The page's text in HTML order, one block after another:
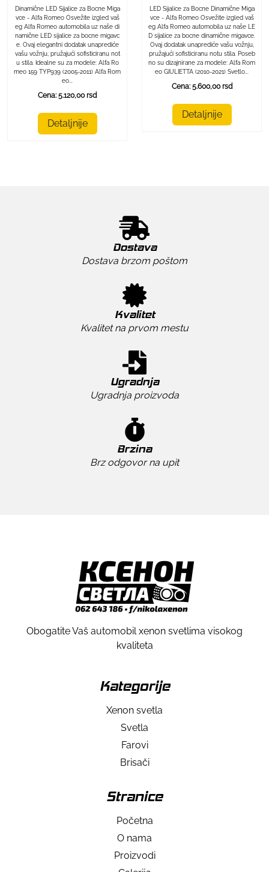
Dinamične LED Sijalice za Bocne Miga
vce - Alfa Romeo Osvežite izgled vaš
eg Alfa Romeo automobila uz naše di
namične LED sijalice za bocne migavc
e. Ovaj elegantni dodatak unaprediće
vašu vožnju, pružajući sofisticiranu not
u stila. Idealne su za modele: Alfa Ro
meo 159 TYP939 (2005-2011) Alfa Rom
eo...
Cena: 5.120,00 rsd
Detaljnije
LED Sijalice za Bocne Dinamične Miga
vce - Alfa Romeo Osvežite izgled vaš
eg Alfa Romeo automobila uz naše LE
D sijalice za bocne dinamične migavce.
Ovaj dodatak unaprediće vašu vožnju,
pružajući sofisticiranu notu stila. Poseb
no su dizajnirane za modele: Alfa Rom
eo GIULIETTA (2010-2021) Svetlo...
Cena: 5.600,00 rsd
Detaljnije
Dostava
Dostava brzom poštom
Kvalitet
Kvalitet na prvom mestu
Ugradnja
Ugradnja proizvoda
Brzina
Brz odgovor na upit
Obogatite Vaš automobil xenon svetlima visokog
kvaliteta
Kategorije
Xenon svetla
Svetla
Farovi
Brisači
Stranice
Početna
O nama
Proizvodi